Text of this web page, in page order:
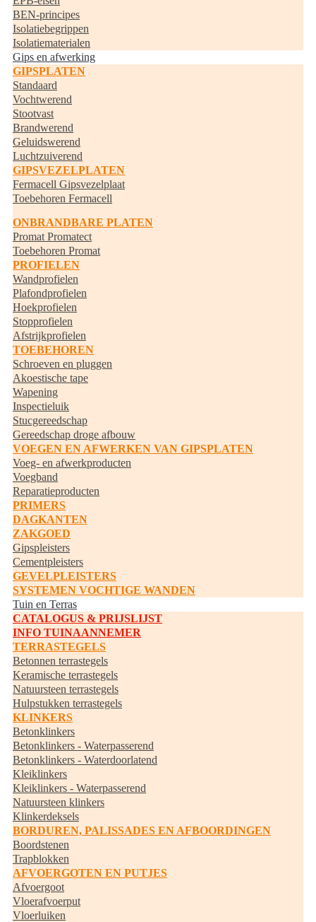
BEN-principes
Isolatiebegrippen
Isolatiematerialen
Gips en afwerking
GIPSPLATEN
Standaard
Vochtwerend
Stootvast
Brandwerend
Geluidswerend
Luchtzuiverend
GIPSVEZELPLATEN
Fermacell Gipsvezelplaat
Toebehoren Fermacell
ONBRANDBARE PLATEN
Promat Promatect
Toebehoren Promat
PROFIELEN
Wandprofielen
Plafondprofielen
Hoekprofielen
Stopprofielen
Afstrijkprofielen
TOEBEHOREN
Schroeven en pluggen
Akoestische tape
Wapening
Inspectieluik
Stucgereedschap
Gereedschap droge afbouw
VOEGEN EN AFWERKEN VAN GIPSPLATEN
Voeg- en afwerkproducten
Voegband
Reparatieproducten
PRIMERS
DAGKANTEN
ZAKGOED
Gipspleisters
Cementpleisters
GEVELPLEISTERS
SYSTEMEN VOCHTIGE WANDEN
Tuin en Terras
CATALOGUS & PRIJSLIJST
INFO TUINAANNEMER
TERRASTEGELS
Betonnen terrastegels
Keramische terrastegels
Natuursteen terrastegels
Hulpstukken terrastegels
KLINKERS
Betonklinkers
Betonklinkers - Waterpasserend
Betonklinkers - Waterdoorlatend
Kleiklinkers
Kleiklinkers - Waterpasserend
Natuursteen klinkers
Klinkerdeksels
BORDUREN, PALISSADES EN AFBOORDINGEN
Boordstenen
Trapblokken
AFVOERGOTEN EN PUTJES
Afvoergoot
Vloerafvoerput
Vloerluiken